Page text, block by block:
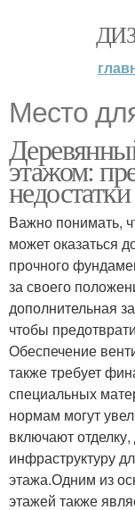
Место
этажом:
недостатки
Важно понимать,
может оказаться
прочного
за своего
дополнительная
чтобы
Обеспечение
также требует
специальных
нормам могут
включают
инфраструктуру
этажа.Одним из
этажей также